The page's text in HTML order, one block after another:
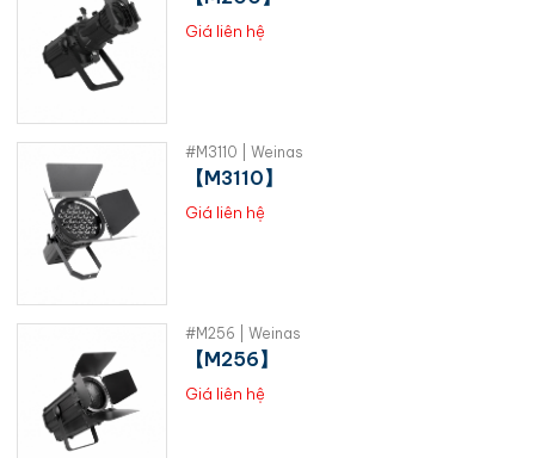
Giá liên hệ
#M3110 | Weinas
【M3110】
Giá liên hệ
#M256 | Weinas
【M256】
Giá liên hệ